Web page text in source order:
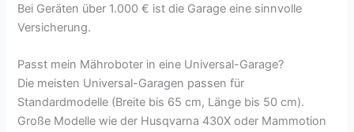
Bei Geräten über 1.000 € ist die Garage eine sinnvolle
Versicherung.
Passt mein Mähroboter in eine Universal-Garage?
Die meisten Universal-Garagen passen für
Standardmodelle (Breite bis 65 cm, Länge bis 50 cm).
Große Modelle wie der Husqvarna 430X oder Mammotion